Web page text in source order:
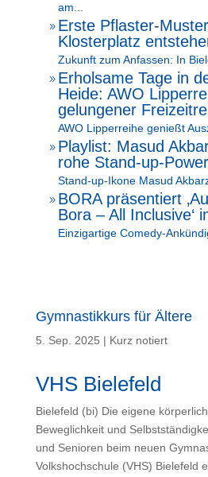
am...
9 Erste Pflaster-
Klosterplatz
Zukunft zum Anfassen: In
9 Erholsame Tage in
Heide: AWO
gelungener
AWO Lipperreihe genießt
9 Playlist: Masud
rohe Stand-up-
Stand-up-Ikone Masud
9 BORA präsentiert
Bora – All Inclusive‘
Einzigartige Comedy-
Gymnastikkurs für Ältere
5. Sep. 2025 | Kurz notiert
VHS Bielefeld
Bielefeld (bi) Die eigene
Beweglichkeit und
und Senioren beim neuen
Volkshochschule (VHS) Bielefeld